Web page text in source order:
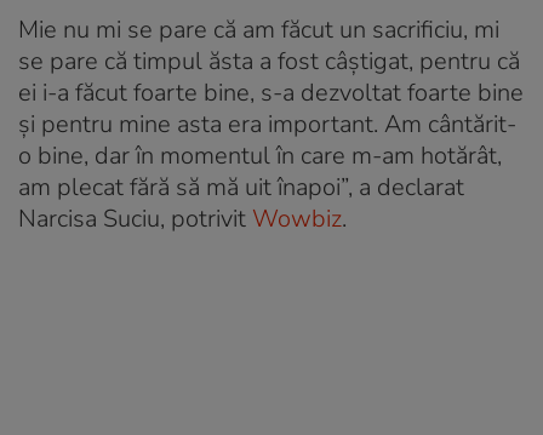
Mie nu mi se pare că am făcut un sacrificiu, mi
se pare că timpul ăsta a fost câștigat, pentru că
ei i-a făcut foarte bine, s-a dezvoltat foarte bine
și pentru mine asta era important. Am cântărit-
o bine, dar în momentul în care m-am hotărât,
am plecat fără să mă uit înapoi”, a declarat
Narcisa Suciu, potrivit Wowbiz.